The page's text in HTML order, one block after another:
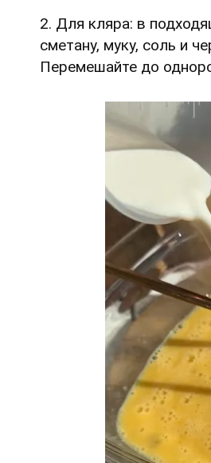
2. Для кляра: в
сметану, муку, соль и
Перемешайте до